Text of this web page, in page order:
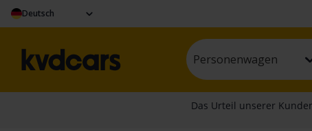
Deutsch
Personenwagen